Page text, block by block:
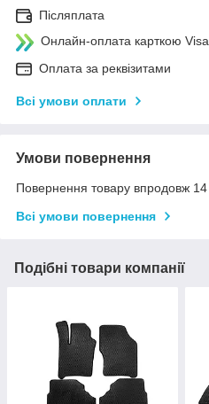
Післяплата
Онлайн-оплата карткою
Оплата за реквізитами
Всі умови оплати
Умови повернення
Повернення товару впродовж 14
Всі умови повернення
Подібні товари компанії